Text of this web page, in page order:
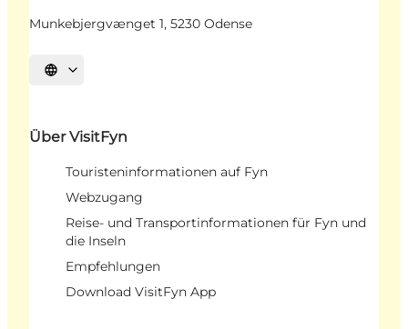
Munkebjergvænget 1, 5230 Odense
Sprache auswählen
Über VisitFyn
Touristeninformationen auf Fyn
Webzugang
Reise- und Transportinformationen für Fyn und
die Inseln
Empfehlungen
Download VisitFyn App